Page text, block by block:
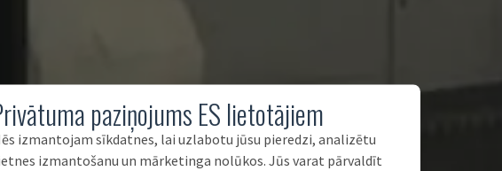
paziņojums ES lietotājiem
izmantojam sīkdatnes, lai uzlabotu jūsu pieredzi, analizētu
izmantošanu un mārketinga nolūkos. Jūs varat pārvaldīt